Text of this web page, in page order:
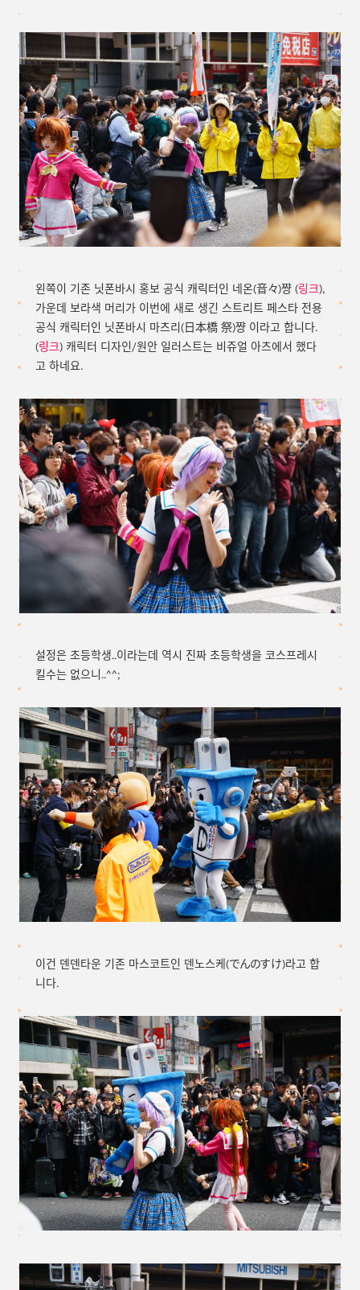
왼쪽이 기존 닛폰바시 홍보 공식 캐릭터인 네온(音々)쨩 (링크),
가운데 보라색 머리가 이번에 새로 생긴 스트리트 페스타 전용
공식 캐릭터인 닛폰바시 마츠리(日本橋 祭)쨩 이라고 합니다.
(링크) 캐릭터 디자인/원안 일러스트는 비쥬얼 아츠에서 했다
고 하네요.
설정은 초등학생..이라는데 역시 진짜 초등학생을 코스프레시
킬수는 없으니..^^;
이건 덴덴타운 기존 마스코트인 덴노스케(でんのすけ)라고 합
니다.